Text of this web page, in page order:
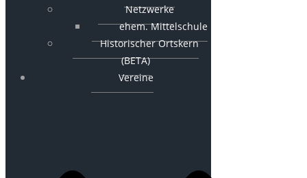
Netzwerke
ehem. Mittelschule
Historischer Ortskern
(BETA)
Vereine